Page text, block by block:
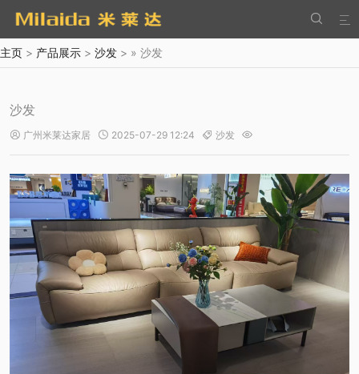


主页 > 产品展示 > 沙发 > » 沙发
沙发
 广州米莱达家居  2025-07-29 12:24  沙发 